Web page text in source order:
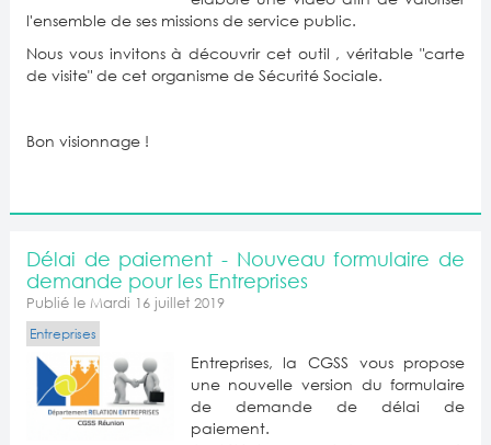
l'ensemble de ses missions de service public.
Nous vous invitons à découvrir cet outil , véritable "carte
de visite" de cet organisme de Sécurité Sociale.
Bon visionnage !
Délai de paiement - Nouveau formulaire de
demande pour les Entreprises
Publié le Mardi 16 juillet 2019
Entreprises
Entreprises, la CGSS vous propose
une nouvelle version du formulaire
de demande de délai de
paiement.